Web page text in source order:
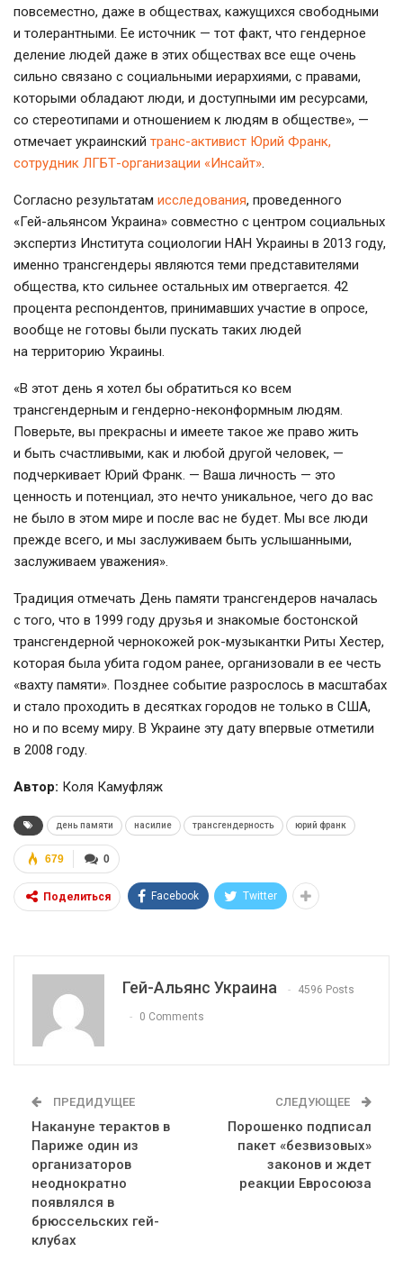
повсеместно, даже в обществах, кажущихся свободными
и толерантными. Ее источник — тот факт, что гендерное
деление людей даже в этих обществах все еще очень
сильно связано с социальными иерархиями, с правами,
которыми обладают люди, и доступными им ресурсами,
со стереотипами и отношением к людям в обществе», —
отмечает украинский транс-активист Юрий Франк,
сотрудник ЛГБТ-организации «Инсайт».
Согласно результатам исследования, проведенного
« Гей-альянсом Украина» совместно с центром социальных
экспертиз Института социологии НАН Украины в 2013 году,
именно трансгендеры являются теми представителями
общества, кто сильнее остальных им отвергается. 42
процента респондентов, принимавших участие в опросе,
вообще не готовы были пускать таких людей
на территорию Украины.
«В этот день я хотел бы обратиться ко всем
трансгендерным и гендерно-неконформным людям.
Поверьте, вы прекрасны и имеете такое же право жить
и быть счастливыми, как и любой другой человек, —
подчеркивает Юрий Франк. — Ваша личность — это
ценность и потенциал, это нечто уникальное, чего до вас
не было в этом мире и после вас не будет. Мы все люди
прежде всего, и мы заслуживаем быть услышанными,
заслуживаем уважения».
Традиция отмечать День памяти трансгендеров началась
с того, что в 1999 году друзья и знакомые бостонской
трансгендерной чернокожей рок-музыкантки Риты Хестер,
которая была убита годом ранее, организовали в ее честь
«вахту памяти». Позднее событие разрослось в масштабах
и стало проходить в десятках городов не только в США,
но и по всему миру. В Украине эту дату впервые отметили
в 2008 году.
Автор: Коля Камуфляж
день памяти насилие трансгендерность юрий франк
0
679
Поделиться Facebook Twitter
Гей-Альянс Украина 4596 Posts
0 Comments
ПРЕДИДУЩЕЕ
Накануне терактов в
Париже один из
организаторов
неоднократно
появлялся в
брюссельских гей-
клубах
СЛЕДУЮЩЕЕ
Порошенко подписал
пакет «безвизовых»
законов и ждет
реакции Евросоюза